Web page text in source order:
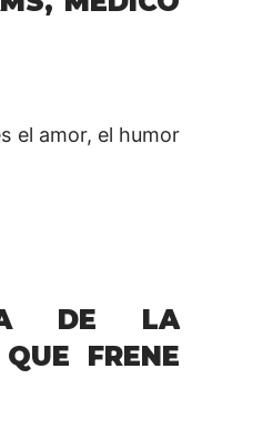
el amor, el humor
DE LA
FRENE